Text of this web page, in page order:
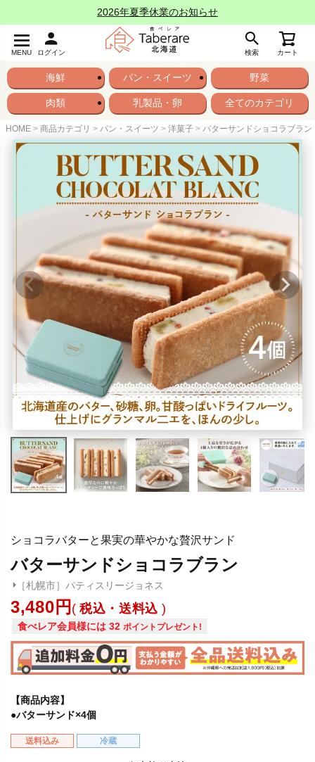
2026年夏季休業のお知らせ
MENU ログイン 検索 カート
海鮮 パン・スイーツ 野菜
肉類 乳製品・卵 全てのカテゴリ
HOME 商品カテゴリ パン・スイーツ 洋菓子 バターサンドショコラブラン
ショコラバターと果実の華やかな贅沢サンド
バターサンドショコラブラン
［札幌市］パティスリージョネス
3,480 税込・送料込
食べレア会員様には 32 ポイントプレゼント!
【商品内容】
●バターサンド×4個
送料込み 冷蔵